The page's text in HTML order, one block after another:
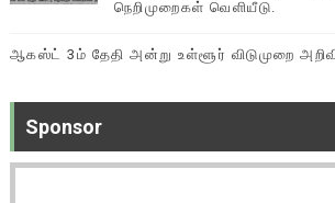
நெறிமுறைகள் வெளியீடு.
ஆகஸ்ட் 3ம் தேதி அன்று உள்ளூர் விடுமுறை
Sponsor